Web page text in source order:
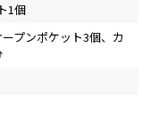
1個
プンポケット3個、カ